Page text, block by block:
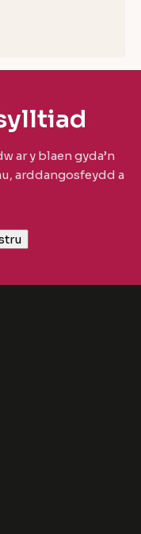
ar y blaen gyda’n
arddangosfeydd a